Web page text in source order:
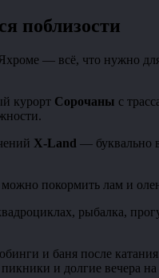
поблизости
— всё, что нужно
курорт Сорочаны с
X-Land — буквально
можно покормить лам и
рыбалка,
и баня после
и долгие вечера на